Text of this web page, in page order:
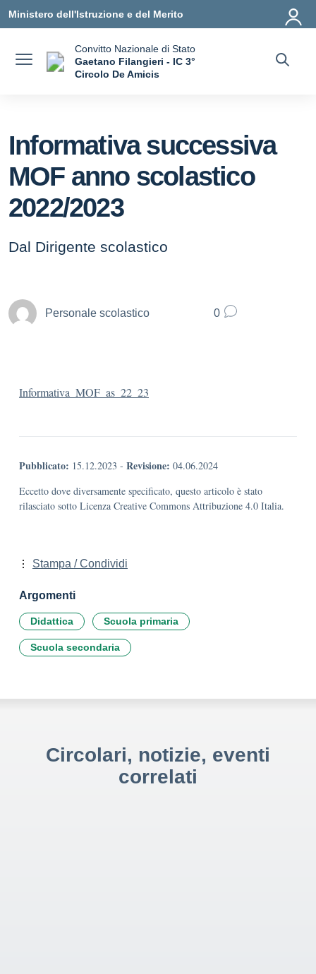
Ministero dell'Istruzione e del Merito
Convitto Nazionale di Stato
Gaetano Filangieri - IC 3°
Circolo De Amicis
Informativa successiva
MOF anno scolastico
2022/2023
Dal Dirigente scolastico
Personale scolastico 0
Informativa_MOF_as_22_23
Pubblicato: 15.12.2023 - Revisione: 04.06.2024
Eccetto dove diversamente specificato, questo articolo è stato
rilasciato sotto Licenza Creative Commons Attribuzione 4.0 Italia.
Stampa / Condividi
Argomenti
Didattica Scuola primaria
Scuola secondaria
Circolari, notizie, eventi
correlati